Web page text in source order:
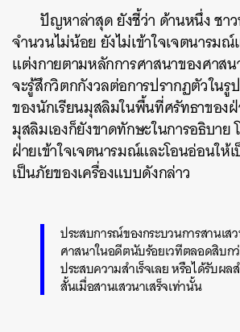
ปัญหาล่าสุด ยังชี้ว่า ด้านหนึ่ง ชา
จำนวนไม่น้อย ยังไม่เข้าใจเจตนารม
แต่งกายตามหลักการศาสนาของศาส
จะรู้สึกวิตกกังวลต่อการปรากฏตัวในรู
ของนักเรียนมุสลิมในพื้นที่ศรัทธาของ
มุสลิมเองก็ยังขาดทักษะในการอธิบาย
ฝ่ายเข้าใจเจตนารมณ์และโอนอ่อนให้
เป็นภัยของเครื่องแบบดังกล่าว
ประสบการณ์ของกระบวนการสานเส
ศาสนาในอดีตนับร้อยเวทีตลอดสิบ
ประสบความสำเร็จเลย หรือได้รับผล
สั้นเมื่อสานเสวนาเสร็จเท่านั้น